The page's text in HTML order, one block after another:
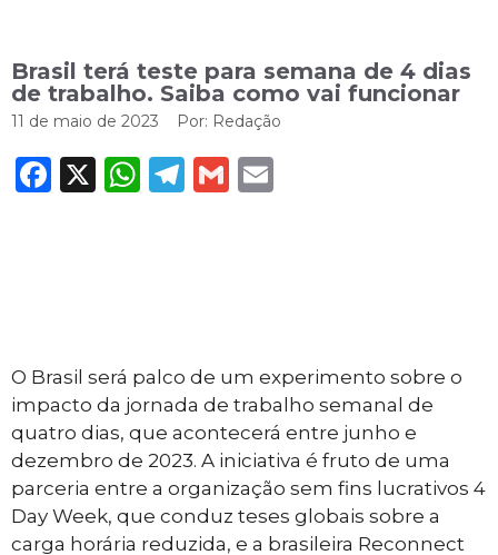
Brasil terá teste para semana de 4 dias
de trabalho. Saiba como vai funcionar
11 de maio de 2023 Por: Redação
Facebook
X WhatsApp
Telegram
Gmail
O Brasil será palco de um experimento sobre o
impacto da jornada de trabalho semanal de
quatro dias, que acontecerá entre junho e
dezembro de 2023. A iniciativa é fruto de uma
parceria entre a organização sem fins lucrativos 4
Day Week, que conduz teses globais sobre a
carga horária reduzida, e a brasileira Reconnect